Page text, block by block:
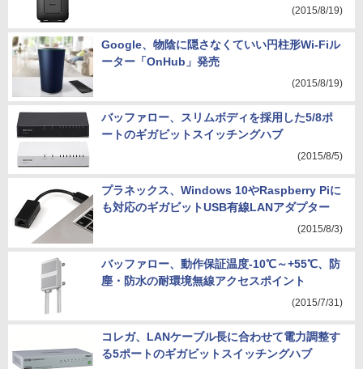
(2015/8/19)
Google、物陰に隠さなくていい円柱形Wi-Fiル
ーター「OnHub」発売
(2015/8/19)
バッファロー、スリムボディを採用した5/8ポ
ートのギガビットスイッチングハブ
(2015/8/5)
プラネックス、Windows 10やRaspberry Piに
も対応のギガビットUSB有線LANアダプター
(2015/8/3)
バッファロー、動作保証温度-10℃～+55℃、防
塵・防水の耐環境無線アクセスポイント
(2015/7/31)
コレガ、LANケーブル長に合わせて電力調整す
る5ポートのギガビットスイッチングハブ